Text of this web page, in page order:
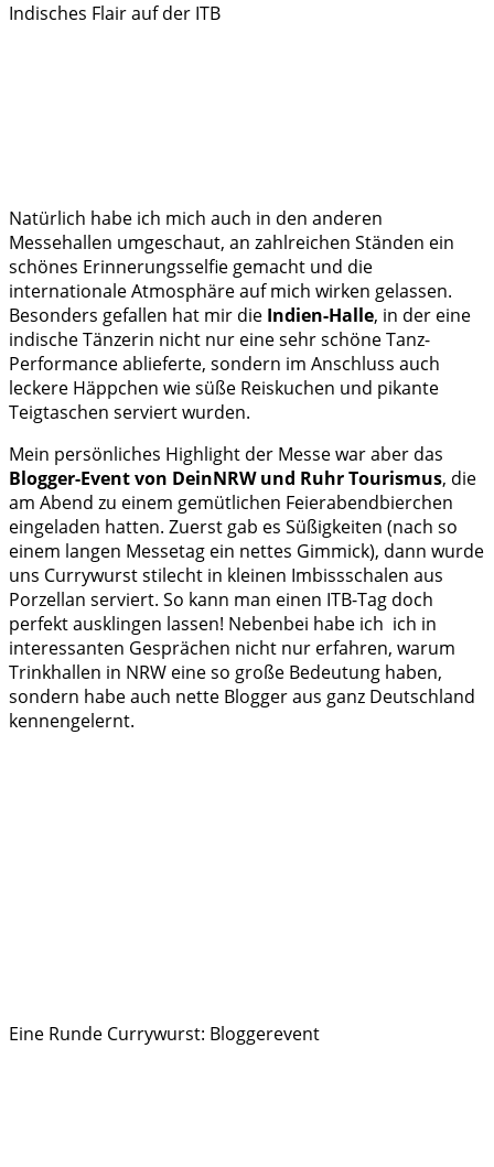
Indisches Flair auf der ITB
Natürlich habe ich mich auch in den anderen
Messehallen umgeschaut, an zahlreichen Ständen ein
schönes Erinnerungsselfie gemacht und die
internationale Atmosphäre auf mich wirken gelassen.
Besonders gefallen hat mir die Indien-Halle, in der eine
indische Tänzerin nicht nur eine sehr schöne Tanz-
Performance ablieferte, sondern im Anschluss auch
leckere Häppchen wie süße Reiskuchen und pikante
Teigtaschen serviert wurden.
Mein persönliches Highlight der Messe war aber das
Blogger-Event von DeinNRW und Ruhr Tourismus, die
am Abend zu einem gemütlichen Feierabendbierchen
eingeladen hatten. Zuerst gab es Süßigkeiten (nach so
einem langen Messetag ein nettes Gimmick), dann wurde
uns Currywurst stilecht in kleinen Imbissschalen aus
Porzellan serviert. So kann man einen ITB-Tag doch
perfekt ausklingen lassen! Nebenbei habe ich ich in
interessanten Gesprächen nicht nur erfahren, warum
Trinkhallen in NRW eine so große Bedeutung haben,
sondern habe auch nette Blogger aus ganz Deutschland
kennengelernt.
Eine Runde Currywurst: Bloggerevent